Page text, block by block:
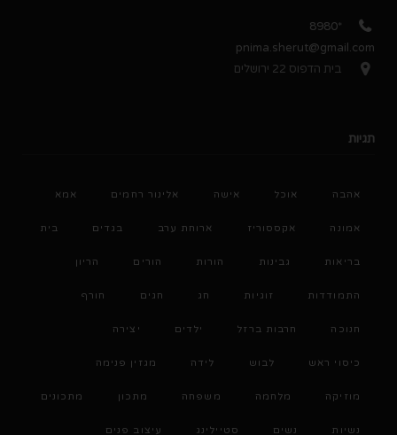
*8980
pnima.sherut@gmail.com
בית הדפוס 22 ירושלים
תגיות
אהבה אוכל אישה אלינור רחמים אמא
אמונה אקססוריז ארוחת ערב בגדים בית
בריאות גבינות הורות הורים הריון
התמודדות זוגיות חג חגים חורף
חנוכה חרבות ברזל ילדים יצירה
כיסוי ראש לבוש לידה מגזין פנימה
מוזיקה מלחמה משפחה מתכון מתכונים
נשיות נשים סטיילינג עיצוב פנים